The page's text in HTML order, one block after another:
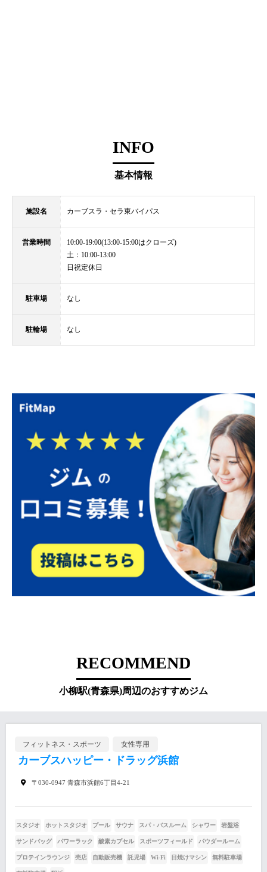
INFO
基本情報
施設名 カーブスラ・セラ東バイパス
営業時間
10:00-19:00(13:00-15:00はクローズ)
土：10:00-13:00
日祝定休日
駐車場 なし
駐輪場 なし
RECOMMEND
小柳駅(青森県)周辺のおすすめジム
フィットネス・スポーツ 女性専用
カーブスハッピー・ドラッグ浜館
〒030-0947 青森市浜館6丁目4-21
スタジオ ホットスタジオ プール サウナ スパ・バスルーム シャワー 岩盤浴
サンドバッグ パワーラック 酸素カプセル スポーツフィールド パウダールーム
プロテインラウンジ 売店 自動販売機 託児場 Wi-Fi 日焼けマシン 無料駐車場